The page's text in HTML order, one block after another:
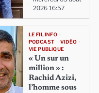
2026 16:57
LE FIL INFO
PODCAST
VIDÉO
VIE PUBLIQUE
« Un sur un
million » :
Rachid Azizi,
l’homme sous